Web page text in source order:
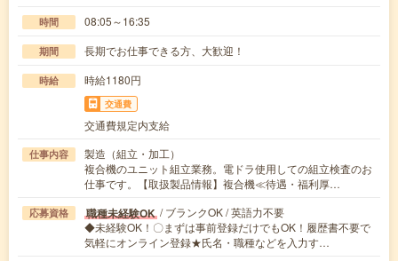
時間 08:05～16:35
期間 長期でお仕事できる方、大歓迎！
時給 時給1180円
交通費
交通費規定内支給
仕事内容
製造（組立・加工）
複合機のユニット組立業務。電ドラ使用しての組立検査のお
仕事です。【取扱製品情報】複合機≪待遇・福利厚…
応募資格 職種未経験OK / ブランクOK / 英語力不要
◆未経験OK！〇まずは事前登録だけでもOK！履歴書不要で
気軽にオンライン登録★氏名・職種などを入力す…